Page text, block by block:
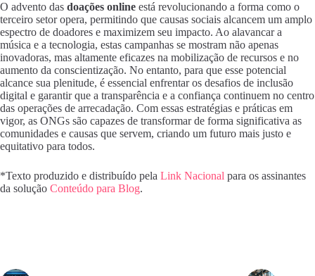
O advento das doações online está revolucionando a forma como o
terceiro setor opera, permitindo que causas sociais alcancem um amplo
espectro de doadores e maximizem seu impacto. Ao alavancar a
música e a tecnologia, estas campanhas se mostram não apenas
inovadoras, mas altamente eficazes na mobilização de recursos e no
aumento da conscientização. No entanto, para que esse potencial
alcance sua plenitude, é essencial enfrentar os desafios de inclusão
digital e garantir que a transparência e a confiança continuem no centro
das operações de arrecadação. Com essas estratégias e práticas em
vigor, as ONGs são capazes de transformar de forma significativa as
comunidades e causas que servem, criando um futuro mais justo e
equitativo para todos.
*Texto produzido e distribuído pela Link Nacional para os assinantes
da solução Conteúdo para Blog.